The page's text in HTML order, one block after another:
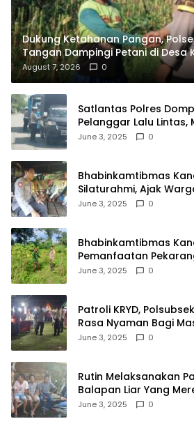
Dukung Ketahanan Pangan,
Tangan Dampingi Petani di Desa
August 7, 2026 0
Satlantas Polres
Pelanggar Lalu Lintas,
Kendaraan Tak Bayar
June 3, 2025 0
Bhabinkamtibmas
Silaturahmi, Ajak
Lingkungan
June 3, 2025 0
Bhabinkamtibmas
Pemanfaatan
Ketahanan Pangan
June 3, 2025 0
Patroli KRYD,
Rasa Nyaman Bagi
Antisipasi Aksi
June 3, 2025 0
Rutin Melaksanakan
Balapan Liar Yang
Masyarakat, Polsek
June 3, 2025 0